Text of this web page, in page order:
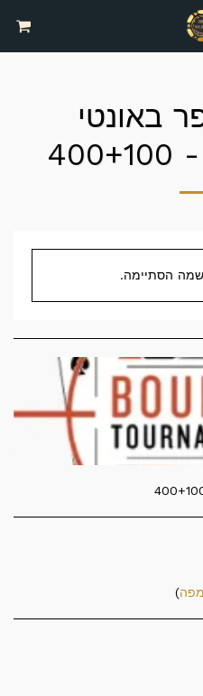
באונטי
הסתיימה.
מפה)